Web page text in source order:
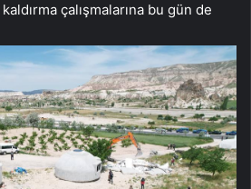
çalışmalarına bu gün de